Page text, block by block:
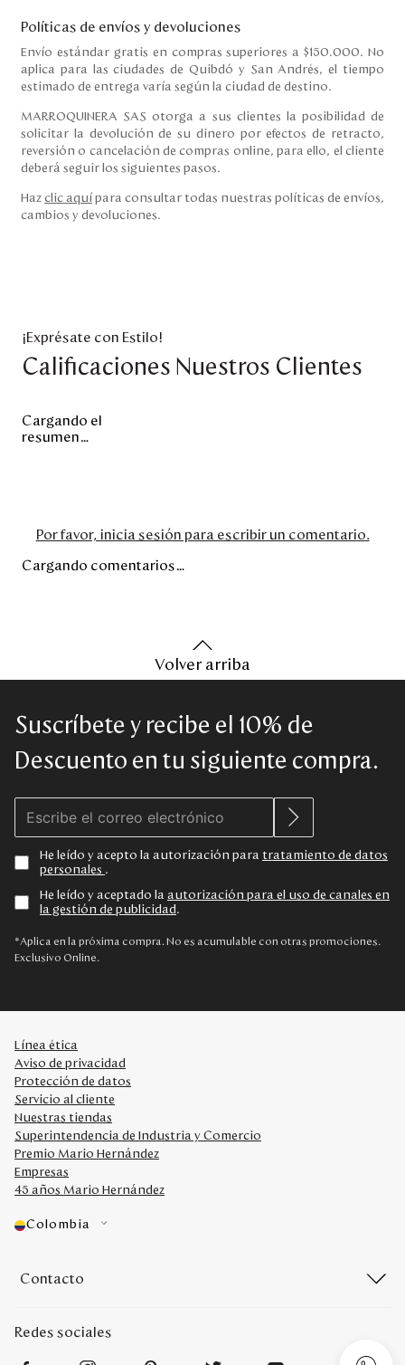
Políticas de envíos y devoluciones
Envío estándar gratis en compras superiores a $150.000. No
aplica para las ciudades de Quibdó y San Andrés, el tiempo
estimado de entrega varía según la ciudad de destino.
MARROQUINERA SAS otorga a sus clientes la posibilidad de
solicitar la devolución de su dinero por efectos de retracto,
reversión o cancelación de compras online, para ello, el cliente
deberá seguir los siguientes pasos.
Haz clic aquí para consultar todas nuestras políticas de envíos,
cambios y devoluciones.
¡Exprésate con Estilo!
Calificaciones Nuestros Clientes
Cargando el
resumen…
Por favor, inicia sesión para escribir un comentario.
Cargando comentarios…
Volver arriba
Suscríbete y recibe el 10% de
Descuento en tu siguiente compra.
He leído y acepto la autorización para tratamiento de datos
personales .
He leído y aceptado la autorización para el uso de canales en
la gestión de publicidad .
*Aplica en la próxima compra. No es acumulable con otras promociones.
Exclusivo Online.
Línea ética
Aviso de privacidad
Protección de datos
Servicio al cliente
Nuestras tiendas
Superintendencia de Industria y Comercio
Premio Mario Hernández
Empresas
45 años Mario Hernández
Colombia
Contacto
Redes sociales